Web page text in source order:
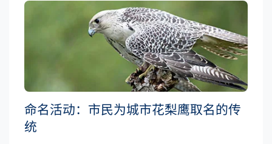
命名活动：市民为城市花梨鹰取名的传
统